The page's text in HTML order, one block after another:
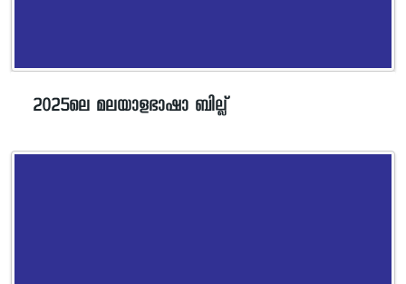
2025ലെ മലയാളഭാഷാ ബില്ല്